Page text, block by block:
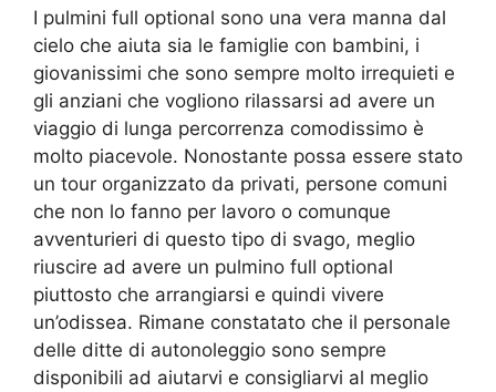
I pulmini full optional sono una vera manna dal
cielo che aiuta sia le famiglie con bambini, i
giovanissimi che sono sempre molto irrequieti e
gli anziani che vogliono rilassarsi ad avere un
viaggio di lunga percorrenza comodissimo è
molto piacevole. Nonostante possa essere stato
un tour organizzato da privati, persone comuni
che non lo fanno per lavoro o comunque
avventurieri di questo tipo di svago, meglio
riuscire ad avere un pulmino full optional
piuttosto che arrangiarsi e quindi vivere
un’odissea. Rimane constatato che il personale
delle ditte di autonoleggio sono sempre
disponibili ad aiutarvi e consigliarvi al meglio